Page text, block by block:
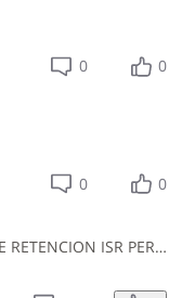
0 0
0 0
INFORMACION PORCENTAJE RETENCION ISR PERSONAS NO PROFESIONALES, EMPRESA JURIDICA NO DEL SECTOR CONSTRUCCION JULIO 2026